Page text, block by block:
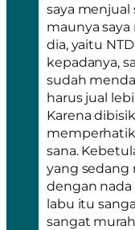
saya menjual
maunya
dia, yaitu
kepadanya,
sudah
harus jual
Karena
sana.
yang sedang
dengan nada
labu itu
sangat